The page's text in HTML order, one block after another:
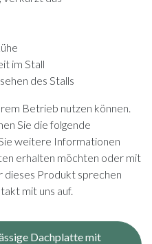
im Stall
des Stalls
Betrieb nutzen können.
Sie die folgende
weitere Informationen
erhalten möchten oder mit
Produkt sprechen
mit uns auf.
Dachplatte mit